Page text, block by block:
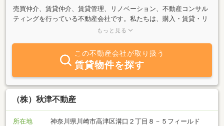
売買仲介、賃貸仲介、賃貸管理、リノベーション、不動産コンサル
ティングを行っている不動産会社です。私たちは、購入・賃貸・リ
ノベーション・不動産投資・賃貸経営等々、不動産を通じて「豊か
「考え方の引き出し」や「道筋」を提供する、パートナーです。不
動産の「こんなはずじゃなかった」をなくし、不動産で、その人に
あった豊かな生活を実現するために、多角的な視点で不動産購入や
運用のコンサルティングを行っています。
もっと見る
この不動産会社が取り扱う
賃貸物件を探す
（株）秋津不動産
所在地
神奈川県川崎市高津区溝口２丁目８－５フィールド